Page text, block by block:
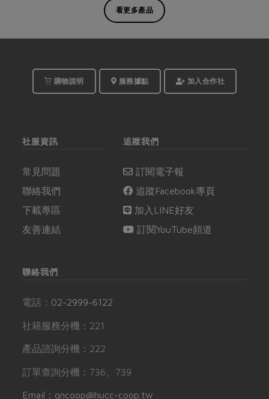
看更多產品
購物說明 服務據點 加入合作社
社服資訊
常見問題
聯絡我們
下載專區
友善連結
追蹤我們
訂閱電子報
追蹤Facebook專頁
加入LINE好友
訂閱YouTube頻道
聯絡我們
電話： 02-2999-6122
社籍服務分機：221
產品諮詢分機：222
訂單查詢分機：736、739
Email：gncoop@hucc-coop.tw